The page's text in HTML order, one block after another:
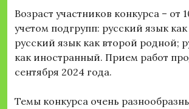
Возраст участников конкурса – от
учетом подгрупп: русский язык
русский язык как второй родной;
как иностранный. Прием работ
сентября 2024 года.
Темы конкурса очень